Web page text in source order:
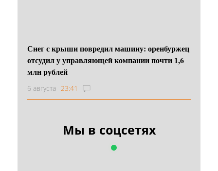
Снег с крыши повредил машину: оренбуржец
отсудил у управляющей компании почти 1,6
млн рублей
6 августа 23:41
Мы в соцсетях